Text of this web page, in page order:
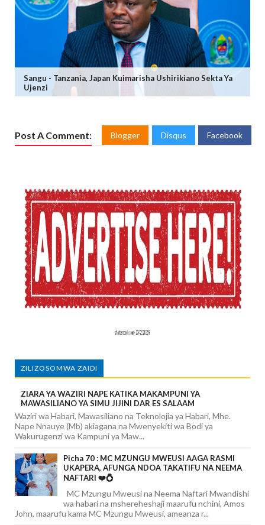
Sangu - Tanzania, Japan Kuimarisha Ushirikiano Sekta Ya
Ujenzi
Post A Comment: Blogger Disqus Facebook
ZILIZOSOMWA ZAIDI
ZIARA YA WAZIRI NAPE KATIKA MAKAMPUNI YA
MAWASILIANO YA SIMU JIJINI DAR ES SALAAM
Waziri wa Habari, Mawasiliano na Teknolojia ya Habari, Mhe.
Nape Nnauye (Mb) akiagana na Mwenyekiti wa Bodi ya
Wakurugenzi wa Kampuni ya Maw...
Picha 70 : MC MZUNGU MWEUSI AAGA RASMI
UKAPERA, AFUNGA NDOA TAKATIFU NA NEEMA
NAFTARI ❤️💍
MC Mzungu Mweusi na Neema Naftari Mwandishi
wa habari na mshereheshaji maarufu nchini, Amos
John, maarufu kama MC Mzungu Mweusi, ameanza r...